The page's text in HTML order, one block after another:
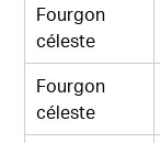
Fourgon
céleste
Fourgon
céleste